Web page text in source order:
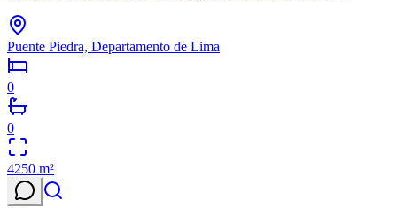
Puente Piedra, Departamento de Lima
0
0
4250 m²